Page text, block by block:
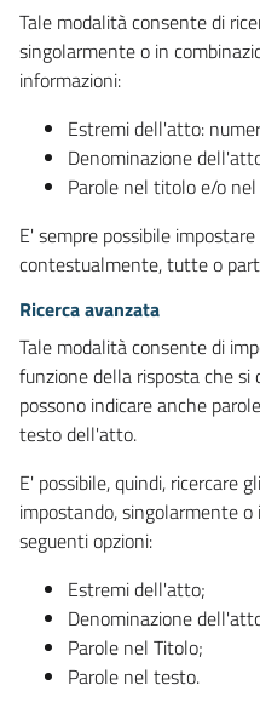
Tale modalità consente di
singolarmente o in
informazioni:
Estremi dell'atto:
Denominazione
Parole nel titolo e/o
E' sempre possibile
contestualmente, tutte o
Ricerca avanzata
Tale modalità consente di
funzione della risposta che si
possono indicare anche
testo dell'atto.
E' possibile, quindi, ricercare
impostando, singolarmente
seguenti opzioni:
Estremi dell'atto;
Denominazione
Parole nel Titolo;
Parole nel testo.